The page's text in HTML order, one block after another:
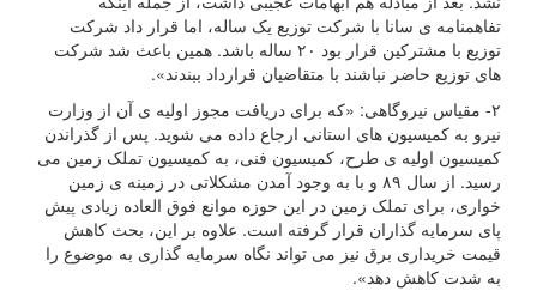
تفاهمنامه ی سانا با شرکت توزیع یک ساله، اما قرار داد شرکت
توزیع با مشترکین قرار بود ۲۰ ساله باشد. همین باعث شد شرکت
های توزیع حاضر نباشند با متقاضیان قرارداد ببندند».
۲- مقیاس نیروگاهی: «که برای دریافت مجوز اولیه ی آن از وزارت
نیرو به کمیسیون های استانی ارجاع داده می شوید. پس از گذراندن
کمیسیون اولیه ی طرح، کمیسیون فنی، به کمیسیون تملک زمین می
رسید. از سال ۸۹ و با به وجود آمدن مشکلاتی در زمینه ی زمین
خواری، برای تملک زمین در این حوزه موانع فوق العاده زیادی پیش
پای سرمایه گذاران قرار گرفته است. علاوه بر این، بحث کاهش
قیمت خریداری برق نیز می تواند نگاه سرمایه گذاری به موضوع را
به شدت کاهش دهد».